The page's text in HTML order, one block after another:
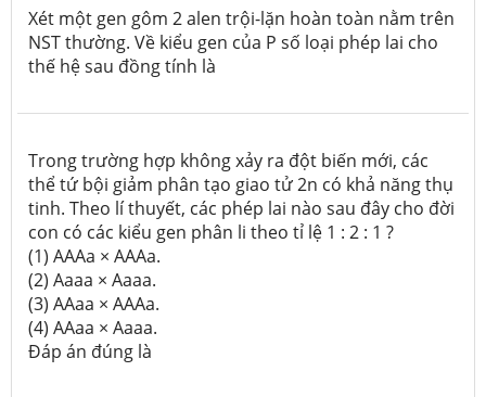
Xét một gen gôm 2 alen trội-lặn hoàn toàn nằm trên
NST thường. Về kiểu gen của P số loại phép lai cho
thế hệ sau đồng tính là
Trong trường hợp không xảy ra đột biến mới, các
thể tứ bội giảm phân tạo giao tử 2n có khả năng thụ
tinh. Theo lí thuyết, các phép lai nào sau đây cho đời
con có các kiểu gen phân li theo tỉ lệ 1 : 2 : 1 ?
(1) AAAa × AAAa.
(2) Aaaa × Aaaa.
(3) AAaa × AAAa.
(4) AAaa × Aaaa.
Đáp án đúng là